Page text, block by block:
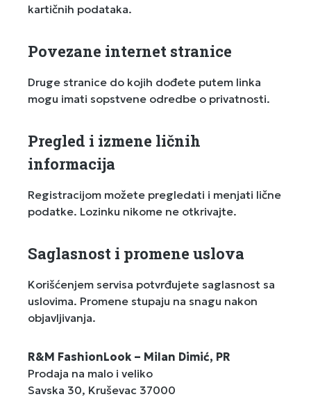
kartičnih podataka.
Povezane internet stranice
Druge stranice do kojih dođete putem linka
mogu imati sopstvene odredbe o privatnosti.
Pregled i izmene ličnih
informacija
Registracijom možete pregledati i menjati lične
podatke. Lozinku nikome ne otkrivajte.
Saglasnost i promene uslova
Korišćenjem servisa potvrđujete saglasnost sa
uslovima. Promene stupaju na snagu nakon
objavljivanja.
R&M FashionLook – Milan Dimić, PR
Prodaja na malo i veliko
Savska 30, Kruševac 37000